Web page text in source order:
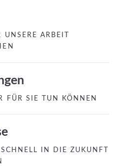
ARBEIT
FÜR SIE TUN KÖNNEN
IN DIE ZUKUNFT